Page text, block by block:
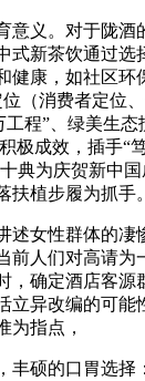
义。对于陇酒
式新茶饮通过选
健康，如社区环
（消费者定位
工程”、绿美生
极成效，插手“
典为庆贺新中
扶植步履为抓手。
女性群体的凄
前人们对高请为
，确定酒店客源
立异改编的可能
为指点，
硕的口胃选择